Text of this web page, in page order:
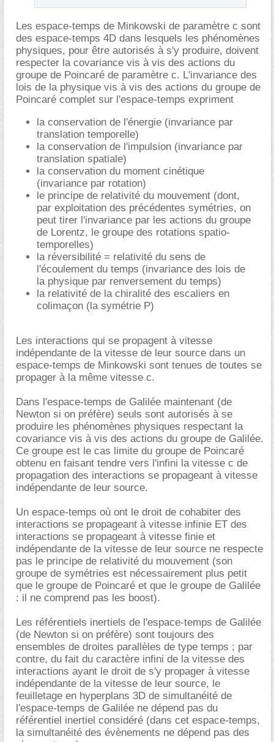
Les espace-temps de Minkowski de paramètre c sont
des espace-temps 4D dans lesquels les phénomènes
physiques, pour être autorisés à s'y produire, doivent
respecter la covariance vis à vis des actions du
groupe de Poincaré de paramètre c. L'invariance des
lois de la physique vis à vis des actions du groupe de
Poincaré complet sur l'espace-temps expriment
la conservation de l'énergie (invariance par
translation temporelle)
la conservation de l'impulsion (invariance par
translation spatiale)
la conservation du moment cinétique
(invariance par rotation)
le principe de relativité du mouvement (dont,
par exploitation des précédentes symétries, on
peut tirer l'invariance par les actions du groupe
de Lorentz, le groupe des rotations spatio-
temporelles)
la réversibilité = relativité du sens de
l'écoulement du temps (invariance des lois de
la physique par renversement du temps)
la relativité de la chiralité des escaliers en
colimaçon (la symétrie P)
Les interactions qui se propagent à vitesse
indépendante de la vitesse de leur source dans un
espace-temps de Minkowski sont tenues de toutes se
propager à la même vitesse c.
Dans l'espace-temps de Galilée maintenant (de
Newton si on préfère) seuls sont autorisés à se
produire les phénomènes physiques respectant la
covariance vis à vis des actions du groupe de Galilée.
Ce groupe est le cas limite du groupe de Poincaré
obtenu en faisant tendre vers l'infini la vitesse c de
propagation des interactions se propageant à vitesse
indépendante de leur source.
Un espace-temps où ont le droit de cohabiter des
interactions se propageant à vitesse infinie ET des
interactions se propageant à vitesse finie et
indépendante de la vitesse de leur source ne respecte
pas le principe de relativité du mouvement (son
groupe de symétries est nécessairement plus petit
que le groupe de Poincaré et que le groupe de Galilée
: il ne comprend pas les boost).
Les référentiels inertiels de l'espace-temps de Galilée
(de Newton si on préfère) sont toujours des
ensembles de droites parallèles de type temps ; par
contre, du fait du caractère infini de la vitesse des
interactions ayant le droit de s'y propager à vitesse
indépendante de la vitesse de leur source, le
feuilletage en hyperplans 3D de simultanéité de
l'espace-temps de Galilée ne dépend pas du
référentiel inertiel considéré (dans cet espace-temps,
la simultanéité des évènements ne dépend pas des